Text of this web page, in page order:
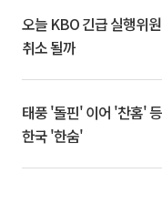
오늘 KBO 긴급 실행위
취소 될까
태풍 '돌핀' 이어 '찬홈'
한국 '한숨'